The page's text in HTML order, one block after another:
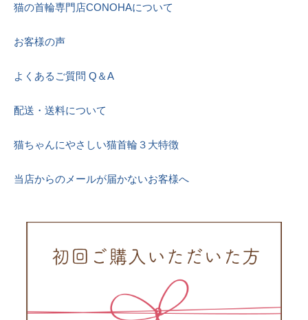
猫の首輪専門店CONOHAについて
お客様の声
よくあるご質問 Q＆A
配送・送料について
猫ちゃんにやさしい猫首輪３大特徴
当店からのメールが届かないお客様へ